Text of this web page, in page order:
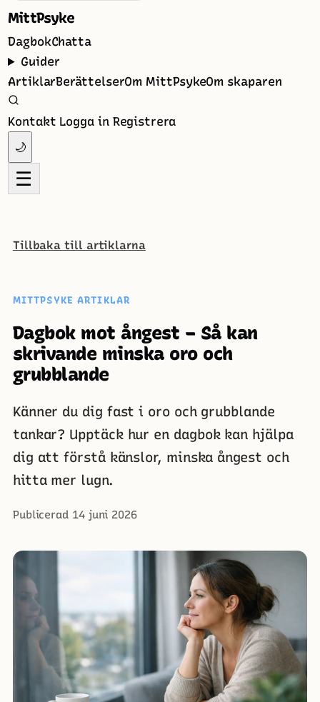
MittPsyke
DagbokChatta
Guider
ArtiklarBerättelserOm MittPsykeOm skaparen
Kontakt Logga in Registrera
🌙
☰
Tillbaka till artiklarna
MITTPSYKE ARTIKLAR
Dagbok mot ångest – Så kan
skrivande minska oro och
grubblande
Känner du dig fast i oro och grubblande
tankar? Upptäck hur en dagbok kan hjälpa
dig att förstå känslor, minska ångest och
hitta mer lugn.
Publicerad 14 juni 2026